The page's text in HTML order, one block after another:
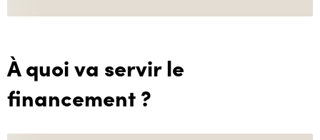
À quoi va servir le
financement ?